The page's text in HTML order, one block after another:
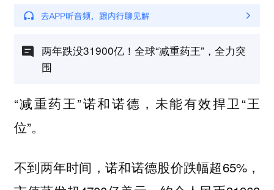
两年跌没31900亿！全球“减重药王”，全力突
围
“减重药王”诺和诺德，未能有效捍卫“王
位”。
不到两年时间，诺和诺德股价跌幅超65%，